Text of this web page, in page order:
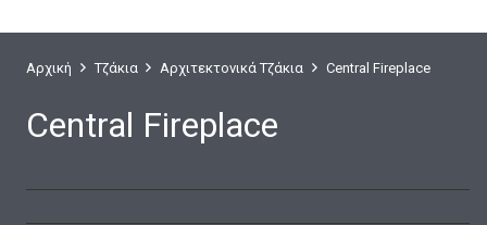
Αρχική Τζάκια Αρχιτεκτονικά Τζάκια Central Fireplace
Central Fireplace